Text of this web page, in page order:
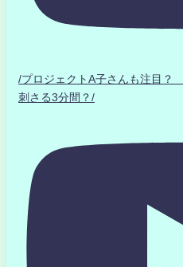
/プロジェクトA子さんも注目
刺さる3分間？/